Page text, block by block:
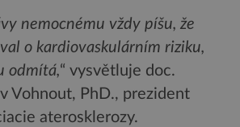
nemocnému vždy píšu, že
o kardiovaskulárním riziku,
odmítá,“ vysvětluje doc.
Vohnout, PhD., prezident
aterosklerozy.